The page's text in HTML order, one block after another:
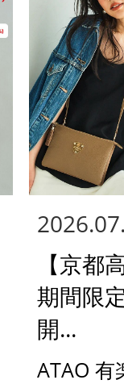
【京都
期間限
開...
ATAO 有